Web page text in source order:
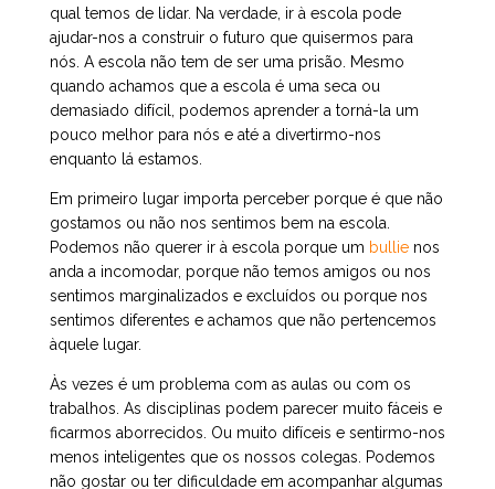
qual temos de lidar. Na verdade, ir à escola pode
ajudar-nos a construir o futuro que quisermos para
nós. A escola não tem de ser uma prisão. Mesmo
quando achamos que a escola é uma seca ou
demasiado difícil, podemos aprender a torná-la um
pouco melhor para nós e até a divertirmo-nos
enquanto lá estamos.
Em primeiro lugar importa perceber porque é que não
gostamos ou não nos sentimos bem na escola.
Podemos não querer ir à escola porque um bullie nos
anda a incomodar, porque não temos amigos ou nos
sentimos marginalizados e excluídos ou porque nos
sentimos diferentes e achamos que não pertencemos
àquele lugar.
Às vezes é um problema com as aulas ou com os
trabalhos. As disciplinas podem parecer muito fáceis e
ficarmos aborrecidos. Ou muito difíceis e sentirmo-nos
menos inteligentes que os nossos colegas. Podemos
não gostar ou ter dificuldade em acompanhar algumas